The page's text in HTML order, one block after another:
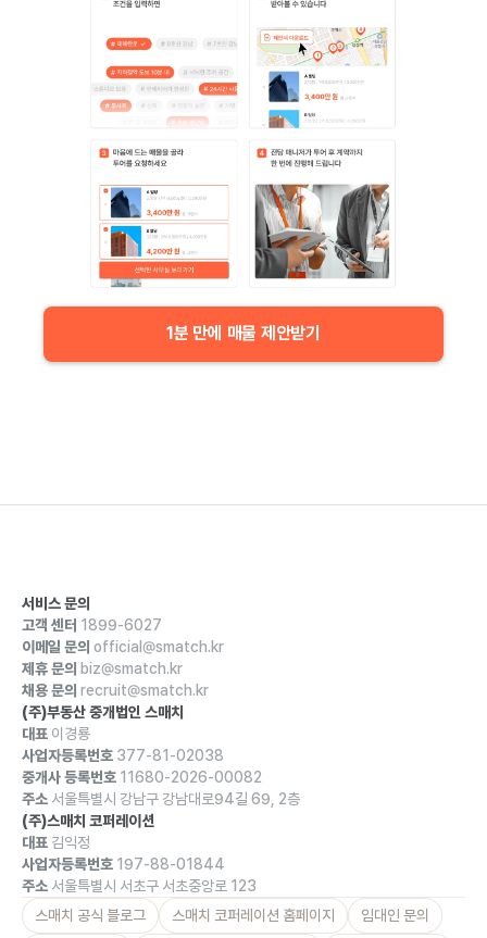
1분 만에 매물 제안받기
서비스 문의
고객 센터 1899-6027
이메일 문의 official@smatch.kr
제휴 문의 biz@smatch.kr
채용 문의 recruit@smatch.kr
(주)부동산 중개법인 스매치
대표 이경룡
사업자등록번호 377-81-02038
중개사 등록번호 11680-2026-00082
주소 서울특별시 강남구 강남대로94길 69, 2층
(주)스매치 코퍼레이션
대표 김익정
사업자등록번호 197-88-01844
주소 서울특별시 서초구 서초중앙로 123
스매치 공식 블로그
스매치 코퍼레이션 홈페이지 임대인 문의